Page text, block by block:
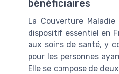
bénéficiaires
La Couverture
dispositif essentiel en
aux soins de santé, y
pour les personnes
Elle se compose de